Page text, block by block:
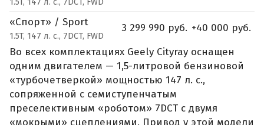
«Спорт» / Sport
1.5T, 147 л. с., 7DCT, FWD
3 299 990 руб. +40 000 руб.
Во всех комплектациях Geely Cityray оснащен
одним двигателем — 1,5-литровой бензиновой
«турбочетверкой» мощностью 147 л. с.,
сопряженной с семиступенчатым
преселективным «роботом» 7DCT с двумя
«мокрыми» сцеплениями. Привод у этой модели